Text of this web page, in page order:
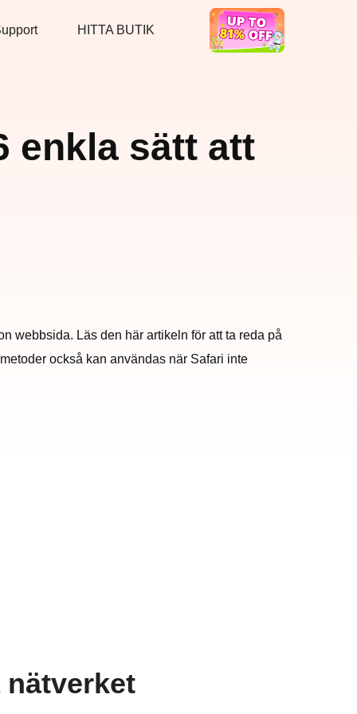
HITTA BUTIK
Hot Deal
enkla sätt att
webbsida. Läs den här artikeln för att ta reda på
också kan användas när Safari inte